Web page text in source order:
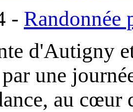
- Randonnée
d'Autigny
une
au